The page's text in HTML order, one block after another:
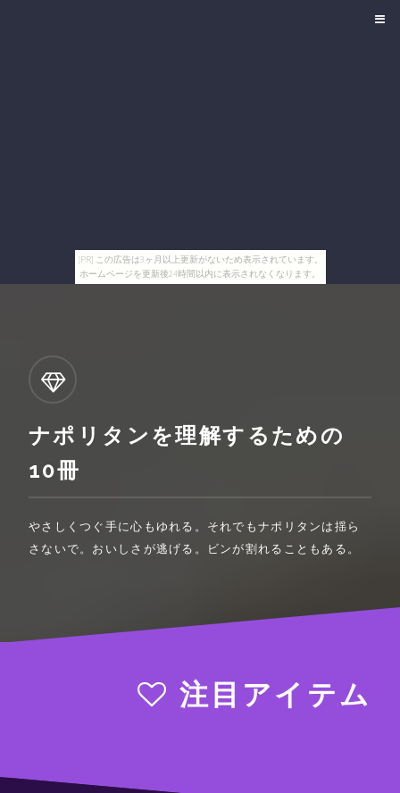
[PR] この広告は3ヶ月以上更新がないため表示されています。
ホームページを更新後24時間以内に表示されなくなります。
ナポリタンを理解するための
10冊
やさしくつぐ手に心もゆれる。それでもナポリタンは揺ら
さないで。おいしさが逃げる。ビンが割れることもある。
注目アイテム